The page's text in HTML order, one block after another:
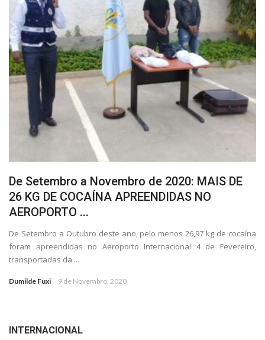
De Setembro a Novembro de 2020: MAIS DE
26 KG DE COCAÍNA APREENDIDAS NO
AEROPORTO ...
De Setembro a Outubro deste ano, pelo menos 26,97 kg de cocaína
foram apreendidas no Aeroporto Internacional 4 de Fevereiro,
transportadas da ...
Dumilde Fuxi 9 de Novembro, 2020
INTERNACIONAL